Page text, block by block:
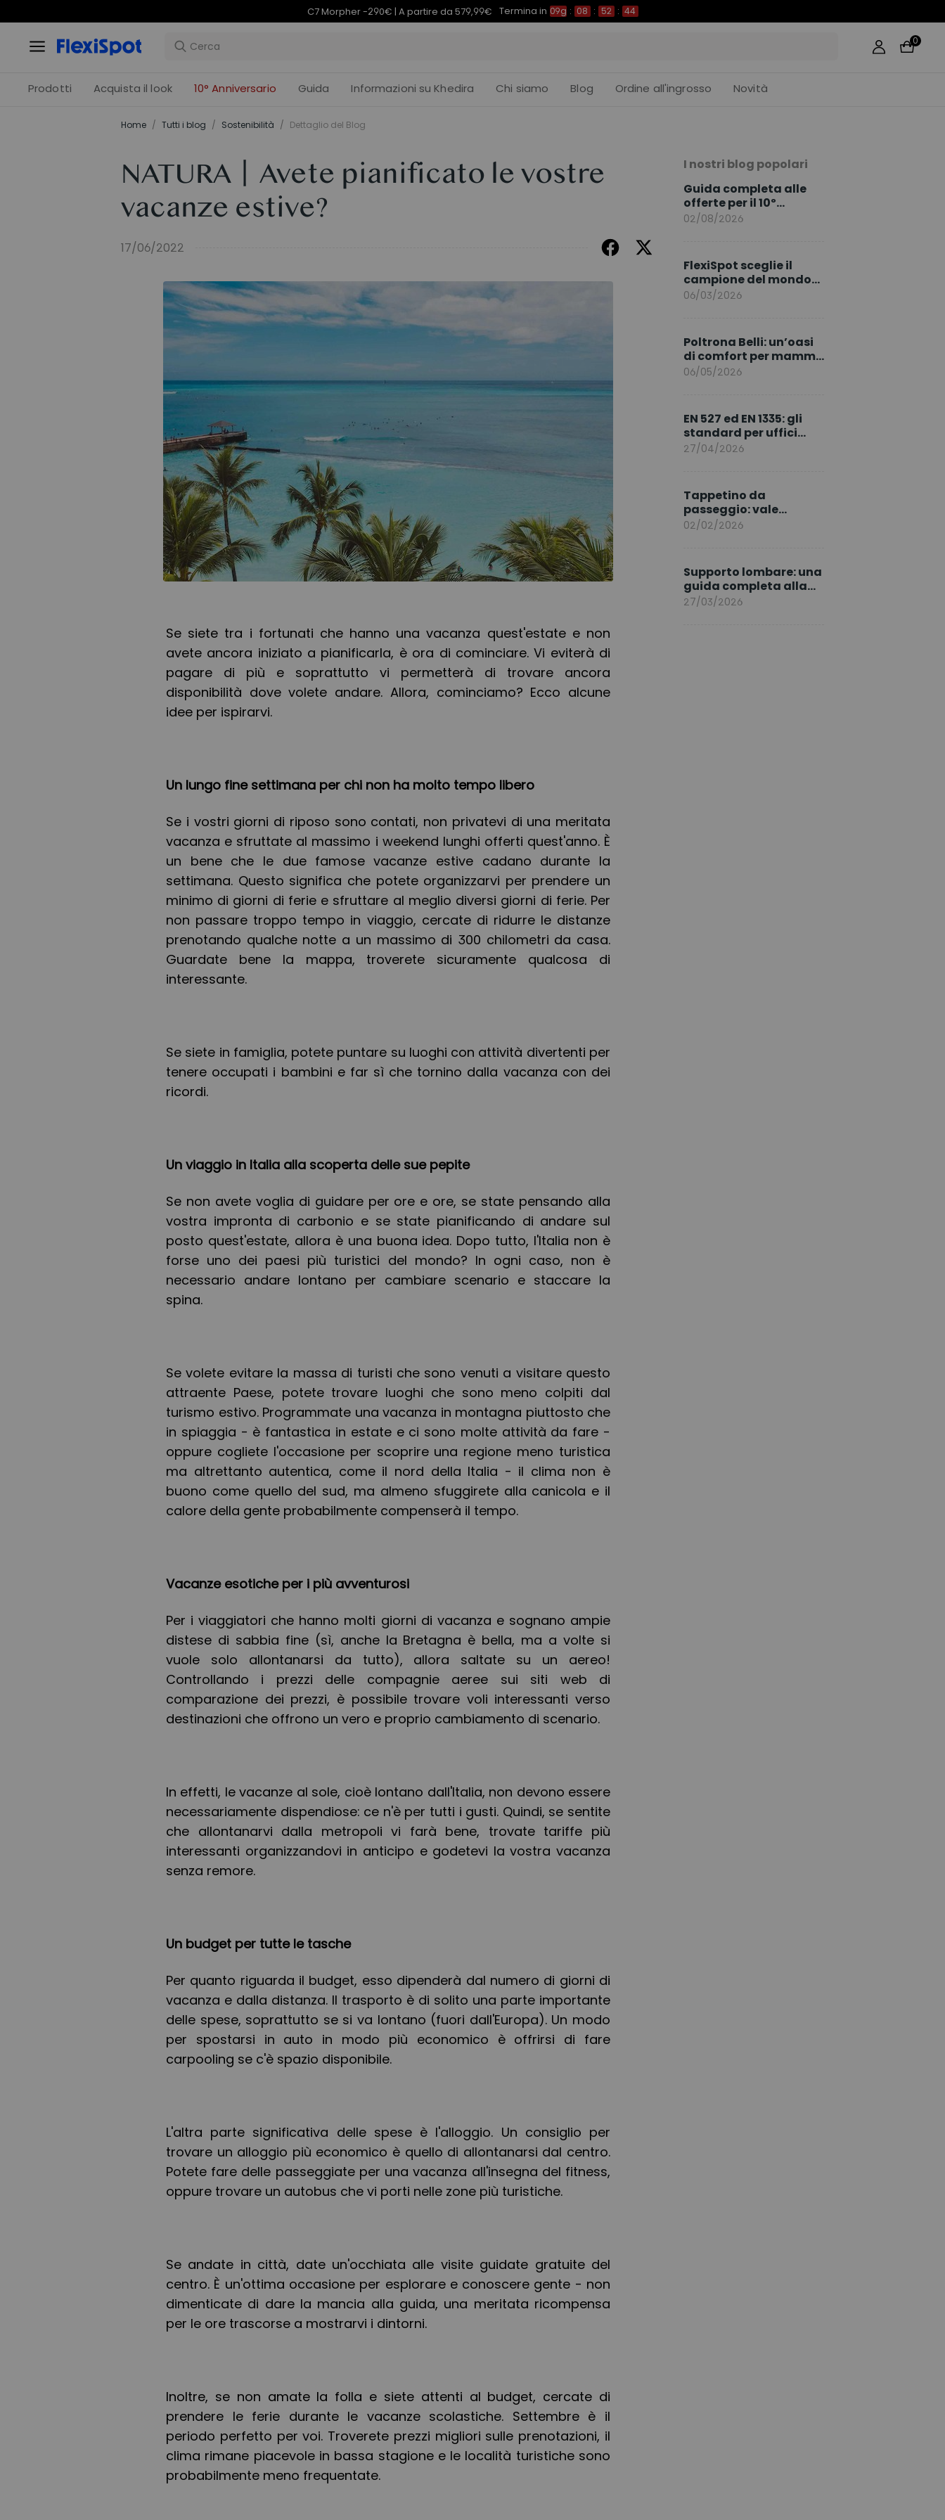
C7 Morpher -290€ | A partire da 579,99€ Termina in 09g : 08 : 52 : 43
0
Prodotti Acquista il look 10° Anniversario Guida Informazioni su Khedira Chi siamo Blog Ordine all'ingrosso Novità
Home / Tutti i blog / Sostenibilità / Dettaglio del Blog
NATURA丨Avete pianificato le vostre
vacanze estive?
17/06/2022
Se siete tra i fortunati che hanno una vacanza quest'estate e non
avete ancora iniziato a pianificarla, è ora di cominciare. Vi eviterà di
pagare di più e soprattutto vi permetterà di trovare ancora
disponibilità dove volete andare. Allora, cominciamo? Ecco alcune
idee per ispirarvi.
Un lungo fine settimana per chi non ha molto tempo libero
Se i vostri giorni di riposo sono contati, non privatevi di una meritata
vacanza e sfruttate al massimo i weekend lunghi offerti quest'anno. È
un bene che le due famose vacanze estive cadano durante la
settimana. Questo significa che potete organizzarvi per prendere un
minimo di giorni di ferie e sfruttare al meglio diversi giorni di ferie. Per
non passare troppo tempo in viaggio, cercate di ridurre le distanze
prenotando qualche notte a un massimo di 300 chilometri da casa.
Guardate bene la mappa, troverete sicuramente qualcosa di
interessante.
Se siete in famiglia, potete puntare su luoghi con attività divertenti per
tenere occupati i bambini e far sì che tornino dalla vacanza con dei
ricordi.
Un viaggio in Italia alla scoperta delle sue pepite
Se non avete voglia di guidare per ore e ore, se state pensando alla
vostra impronta di carbonio e se state pianificando di andare sul
posto quest'estate, allora è una buona idea. Dopo tutto, l'Italia non è
forse uno dei paesi più turistici del mondo? In ogni caso, non è
necessario andare lontano per cambiare scenario e staccare la
spina.
Se volete evitare la massa di turisti che sono venuti a visitare questo
attraente Paese, potete trovare luoghi che sono meno colpiti dal
turismo estivo. Programmate una vacanza in montagna piuttosto che
in spiaggia - è fantastica in estate e ci sono molte attività da fare -
oppure cogliete l'occasione per scoprire una regione meno turistica
ma altrettanto autentica, come il nord della Italia - il clima non è
buono come quello del sud, ma almeno sfuggirete alla canicola e il
calore della gente probabilmente compenserà il tempo.
Vacanze esotiche per i più avventurosi
Per i viaggiatori che hanno molti giorni di vacanza e sognano ampie
distese di sabbia fine (sì, anche la Bretagna è bella, ma a volte si
vuole solo allontanarsi da tutto), allora saltate su un aereo!
Controllando i prezzi delle compagnie aeree sui siti web di
comparazione dei prezzi, è possibile trovare voli interessanti verso
destinazioni che offrono un vero e proprio cambiamento di scenario.
In effetti, le vacanze al sole, cioè lontano dall'Italia, non devono essere
necessariamente dispendiose: ce n'è per tutti i gusti. Quindi, se sentite
che allontanarvi dalla metropoli vi farà bene, trovate tariffe più
interessanti organizzandovi in anticipo e godetevi la vostra vacanza
senza remore.
Un budget per tutte le tasche
Per quanto riguarda il budget, esso dipenderà dal numero di giorni di
vacanza e dalla distanza. Il trasporto è di solito una parte importante
delle spese, soprattutto se si va lontano (fuori dall'Europa). Un modo
per spostarsi in auto in modo più economico è offrirsi di fare
carpooling se c'è spazio disponibile.
L'altra parte significativa delle spese è l'alloggio. Un consiglio per
trovare un alloggio più economico è quello di allontanarsi dal centro.
Potete fare delle passeggiate per una vacanza all'insegna del fitness,
oppure trovare un autobus che vi porti nelle zone più turistiche.
Se andate in città, date un'occhiata alle visite guidate gratuite del
centro. È un'ottima occasione per esplorare e conoscere gente - non
dimenticate di dare la mancia alla guida, una meritata ricompensa
per le ore trascorse a mostrarvi i dintorni.
Inoltre, se non amate la folla e siete attenti al budget, cercate di
prendere le ferie durante le vacanze scolastiche. Settembre è il
periodo perfetto per voi. Troverete prezzi migliori sulle prenotazioni, il
clima rimane piacevole in bassa stagione e le località turistiche sono
probabilmente meno frequentate.
I nostri blog popolari
Guida completa alle
offerte per il 10º
anniversario di
02/08/2026
FlexiSpot sceglie il
campione del mondo
Sami Khedira come
06/03/2026
Poltrona Belli: un’oasi
di comfort per mamma
e neonato
06/05/2026
EN 527 ed EN 1335: gli
standard per uffici
ergonomici sicuri
27/04/2026
Tappetino da
passeggio: vale
davvero la pena
02/02/2026
Supporto lombare: una
guida completa alla
postura e al benessere
27/03/2026